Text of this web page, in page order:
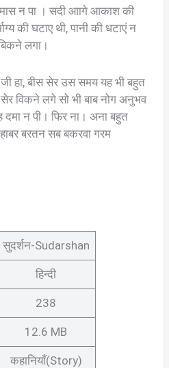
न पा । सदी आागे आकाश की
की घटाए थी, पानी की धटाएं न
लगा।
हा, बीस सेर उस समय यह भी बहुत
विकने लगे सो भी बाब नोग अनुभव
न पी। फिर ना। अना बहुत
बरतन सब बकरवा गरम
सुदर्शन-Sudarshan
हिन्दी
238
12.6 MB
कहानियाँ(Story)